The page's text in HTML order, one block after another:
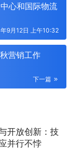
心和国际物流
9月12日 上午10:32
营销工作
下一篇
开放创新：技
并行不悖